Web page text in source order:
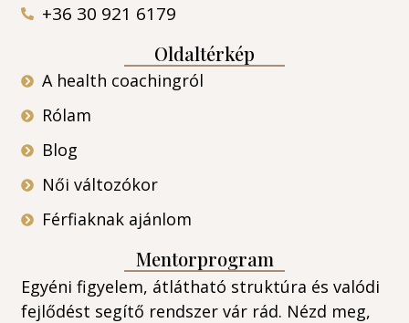
+36 30 921 6179
Oldaltérkép
A health coachingról
Rólam
Blog
Női változókor
Férfiaknak ajánlom
Mentorprogram
Egyéni figyelem, átlátható struktúra és valódi
fejlődést segítő rendszer vár rád. Nézd meg,